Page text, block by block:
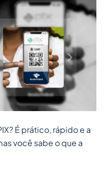
É prático, rápido e a
você sabe o que a